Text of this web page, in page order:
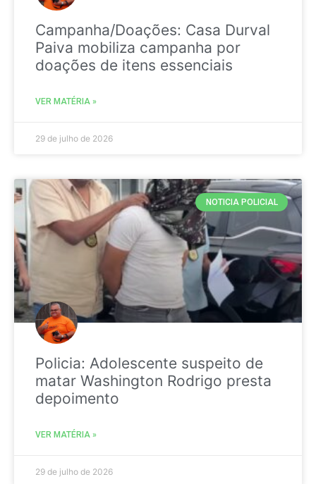
Campanha/Doações: Casa Durval
Paiva mobiliza campanha por
doações de itens essenciais
VER MATÉRIA »
29 de julho de 2026
NOTICIA POLICIAL
Policia: Adolescente suspeito de
matar Washington Rodrigo presta
depoimento
VER MATÉRIA »
29 de julho de 2026